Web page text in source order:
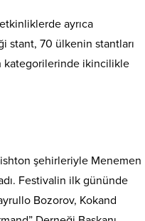
ayrıca
stant, 70 ülkenin stantları
kategorilerinde ikincilikle
şehirleriyle Menemen
Festivalin ilk gününde
Bozorov, Kokand